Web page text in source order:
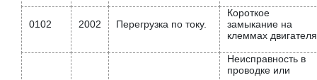
0102 2002 Перегрузка по току.
Короткое
замыкание на
клеммах
Неисправность в
проводке или